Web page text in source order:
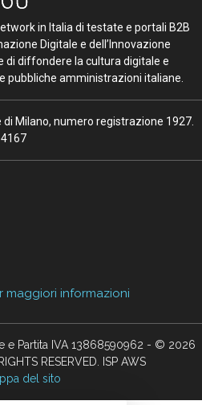
in Italia di testate e portali B2B
Digitale e dell’Innovazione
di diffondere la cultura digitale e
pubbliche amministrazioni italiane.
Milano, numero registrazione 1927.
maggiori informazioni
e Partita IVA 13868590962 - © 2026
RESERVED. ISP AWS
del sito